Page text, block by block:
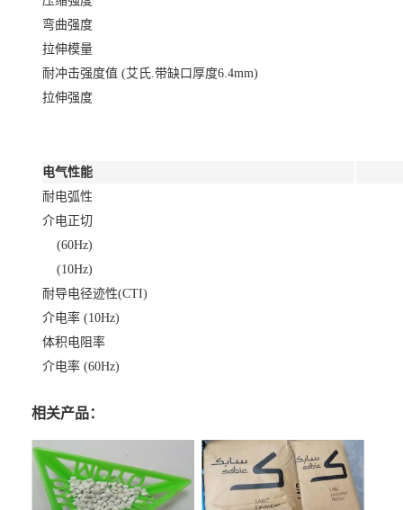
弯曲强度
拉伸模量
耐冲击强度值 (艾氏.带缺口厚度6.4mm)
拉伸强度
电气性能
耐电弧性
介电正切
(60Hz)
(10Hz)
耐导电径迹性(CTI)
介电率 (10Hz)
体积电阻率
介电率 (60Hz)
相关产品：